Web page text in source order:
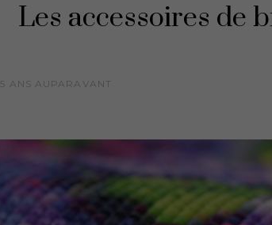
Les accessoires de
5 ANS AUPARAVANT